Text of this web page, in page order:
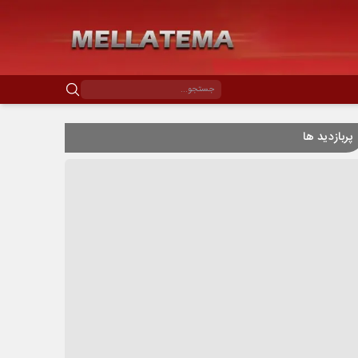
پربازدید ها